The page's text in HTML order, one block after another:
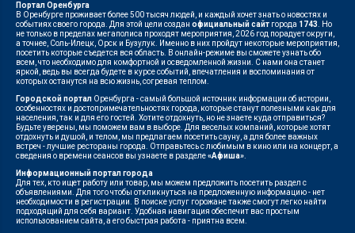
Портал Оренбурга
В Оренбурге проживает более 500 тысяч людей, и каждый хочет знать о новостях и
событиях своего города. Для этой цели создан официальный сайт города 1743. Но
не только в пределах мегаполиса проходят мероприятия, 2026 год порадует округи,
а точнее, Соль-Илецк, Орск и Бузулук. Именно в них пройдут некоторые мероприятия,
посетить которые съедется вся область. В онлайн-режиме вы сможете узнать обо
всем, что необходимо для комфортной и осведомленной жизни. С нами она станет
яркой, ведь вы всегда будете в курсе событий, впечатления и воспоминания от
которых останутся на всю жизнь, согревая теплом.
Городской портал Оренбурга - самый большой источник информации об истории,
особенностях и достопримечательностях города, которые станут полезными как для
населения, так и для его гостей. Хотите отдохнуть, но не знаете куда отправиться?
Будьте уверены, мы поможем вам в выборе. Для веселых компаний, которые хотят
отдохнуть и душой, и телом, мы предлагаем посетить сауну, а для более важных
встреч - лучшие рестораны города. Отправьтесь с любимым в кино или на концерт, а
сведения о времени сеансов вы узнаете в разделе«Афиша».
Информационный портал города
Для тех, кто ищет работу или товар, мы можем предложить посетить раздел с
объявлениями. Для того чтобы откликнуться на предложенную информацию - нет
необходимости в регистрации. В поиске услуг горожане также смогут легко найти
подходящий для себя вариант. Удобная навигация обеспечит вас простым
использованием сайта, а его быстрая работа - приятна всем.